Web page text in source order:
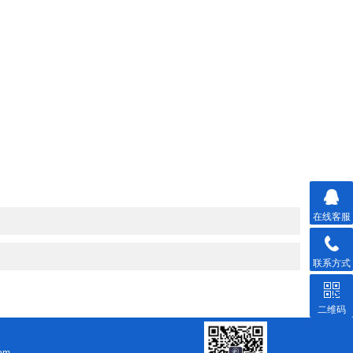
在线客服
联系方式
二维码